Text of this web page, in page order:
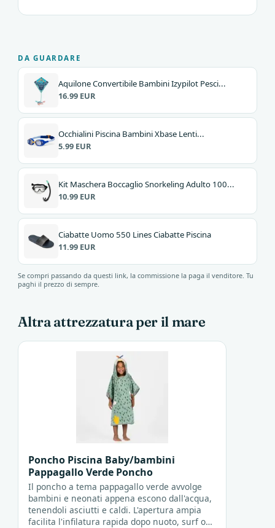
DA GUARDARE
Aquilone Convertibile Bambini Izypilot Pesci...
16.99 EUR
Occhialini Piscina Bambini Xbase Lenti...
5.99 EUR
Kit Maschera Boccaglio Snorkeling Adulto 100...
10.99 EUR
Ciabatte Uomo 550 Lines Ciabatte Piscina
11.99 EUR
Se compri passando da questi link, la commissione la paga il venditore. Tu
paghi il prezzo di sempre.
Altra attrezzatura per il mare
Poncho Piscina Baby/bambini
Pappagallo Verde Poncho
Il poncho a tema pappagallo verde avvolge
bambini e neonati appena escono dall'acqua,
tenendoli asciutti e caldi. L'apertura ampia
facilita l'infilatura rapida dopo nuoto, surf o